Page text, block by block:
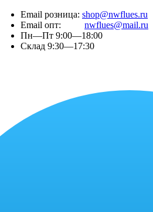
Email розница: shop@nwflues.ru
Email опт: nwflues@mail.ru
Пн—Пт 9:00—18:00
Склад 9:30—17:30